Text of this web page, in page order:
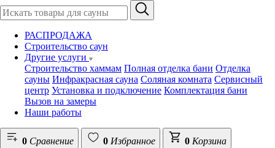
РАСПРОДАЖА
Строительство саун
Другие услуги
Строительство хаммам Полная отделка бани Отделка
сауны Инфракрасная сауна Соляная комната Сервисный
центр Установка и подключение Комплектация бани
Вызов на замеры
Наши работы
0 Сравнение 0 Избранное 0 Корзина